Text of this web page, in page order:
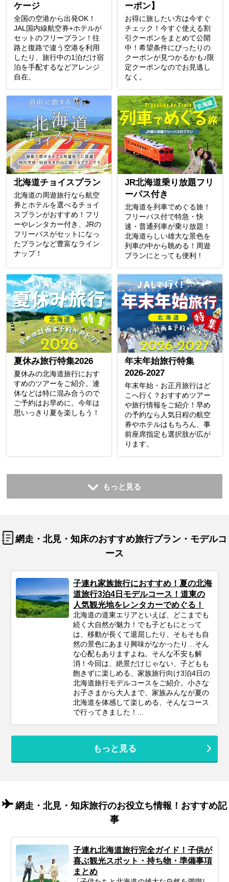
ケージ
全国の空港から出発OK！
JAL国内線航空券+ホテルが
セットのフリープラン！往
路と復路で違う空港を利用
したり、旅行中の1泊だけ宿
泊を手配するなどアレンジ
自在。
ーポン】
お得に旅したい方は今すぐ
チェック！今すぐ使える割
引クーポンをまとめて公開
中！希望条件にぴったりの
クーポンが見つかるかも♪限
定クーポンなのでお見逃し
なく。
北海道チョイスプラン
北海道の周遊旅行なら航空
券とホテルを選べるチョイ
スプランがおすすめ！フリ
ーやレンタカー付き、JRの
フリーパスがセットになっ
たプランなど豊富なライン
ナップ！
JR北海道乗り放題フリ
ーパス付き
北海道を列車でめぐる旅！
フリーパス付で特急・快
速・普通列車が乗り放題！
北海道らしい雄大な景色を
列車の中から眺める！周遊
プランにとっても便利！
夏休み旅行特集2026
夏休みの北海道旅行におす
すめのツアーをご紹介。連
休などは特に混み合うので
ご予約はお早めに。今年は
思いっきり夏を楽しもう！
年末年始旅行特集
2026-2027
年末年始・お正月旅行はど
こへ行く？おすすめツアー
や旅行情報をご紹介！早め
の予約なら人気日程の航空
券やホテルはもちろん、事
前座席指定も選択肢が広が
ります。
もっと見る
網走・北見・知床のおすすめ旅行プラン・モデルコ
ース
子連れ家族旅行におすすめ！夏の北海
道旅行3泊4日モデルコース！道東の
人気観光地をレンタカーでめぐる！
北海道の道東エリアといえば、どこまでも
続く大自然が魅力！でも子どもにとって
は、移動が長くて退屈したり、そもそも自
然の景色にあまり興味がなかったり…そん
な心配もありますよね。そんな不安も解
消！今回は、絶景だけじゃない、子どもも
飽きずに楽しめる、家族旅行向け3泊4日の
北海道旅行モデルコースをご紹介。小さな
お子さまから大人まで、家族みんなが夏の
北海道を体感して楽しめる、そんなコース
で行ってきました！...
もっと見る
網走・北見・知床旅行のお役立ち情報！おすすめ記
事
子連れ北海道旅行完全ガイド！子供が
喜ぶ観光スポット・持ち物・準備事項
まとめ